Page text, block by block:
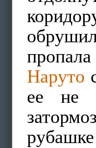
Наруто
ее не